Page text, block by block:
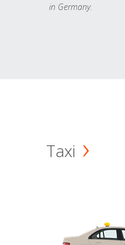
in Germany.
Taxi